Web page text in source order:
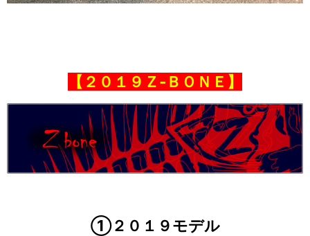
【２０１９Ｚ‐ＢＯＮＥ】
①２０１９モデル